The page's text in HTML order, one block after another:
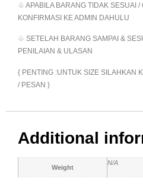
♧ APABILA BARANG TIDAK SESUAI /
KONFIRMASI KE ADMIN DAHULU
♧ SETELAH BARANG SAMPAI &
PENILAIAN & ULASAN
{ PENTING :UNTUK SIZE SILAHKAN
/ PESAN }
Additional
Weight
N/A